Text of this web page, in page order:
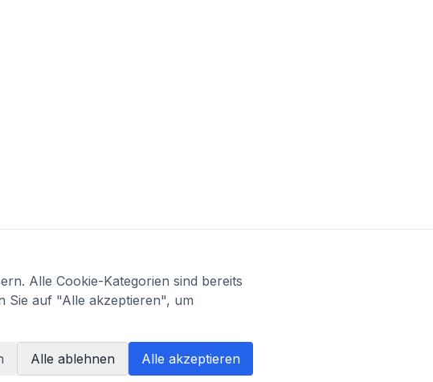
Alle Cookie-Kategorien sind bereits
Sie auf "Alle akzeptieren", um
Alle ablehnen Alle akzeptieren